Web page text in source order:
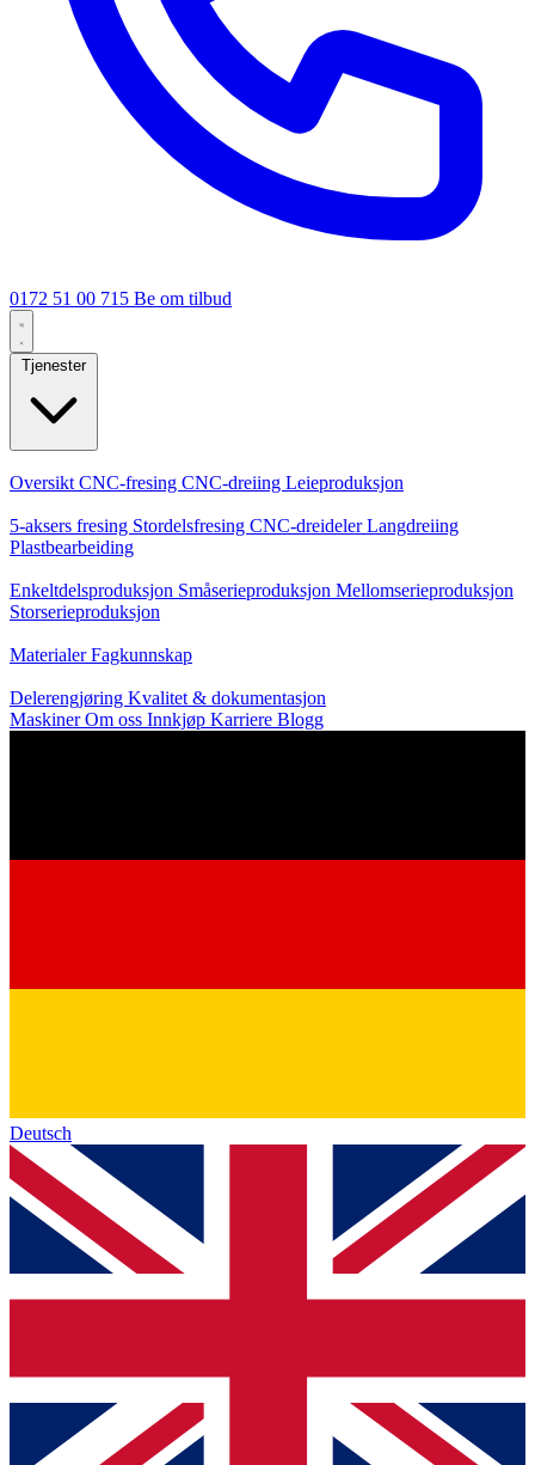
0172 51 00 715 Be om tilbud
Tjenester
Oversikt CNC-fresing CNC-dreiing Leieproduksjon
5-aksers fresing Stordelsfresing CNC-dreidelerLangdreiing
Plastbearbeiding
Enkeltdelsproduksjon Småserieproduksjon Mellomserieproduksjon
Storserieproduksjon
MaterialerFagkunnskap
Delerengjøring Kvalitet & dokumentasjon
MaskinerOm oss Innkjøp Karriere Blogg
Deutsch